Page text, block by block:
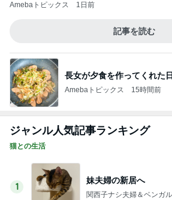
Amebaトピックス 1日前
記事を読む
長女が夕食を作ってくれた
Amebaトピックス 15時間前
ジャンル人気記事ランキング
猫との生活
1
妹夫婦の新居へ
関西子ナシ夫婦＆ベンガ